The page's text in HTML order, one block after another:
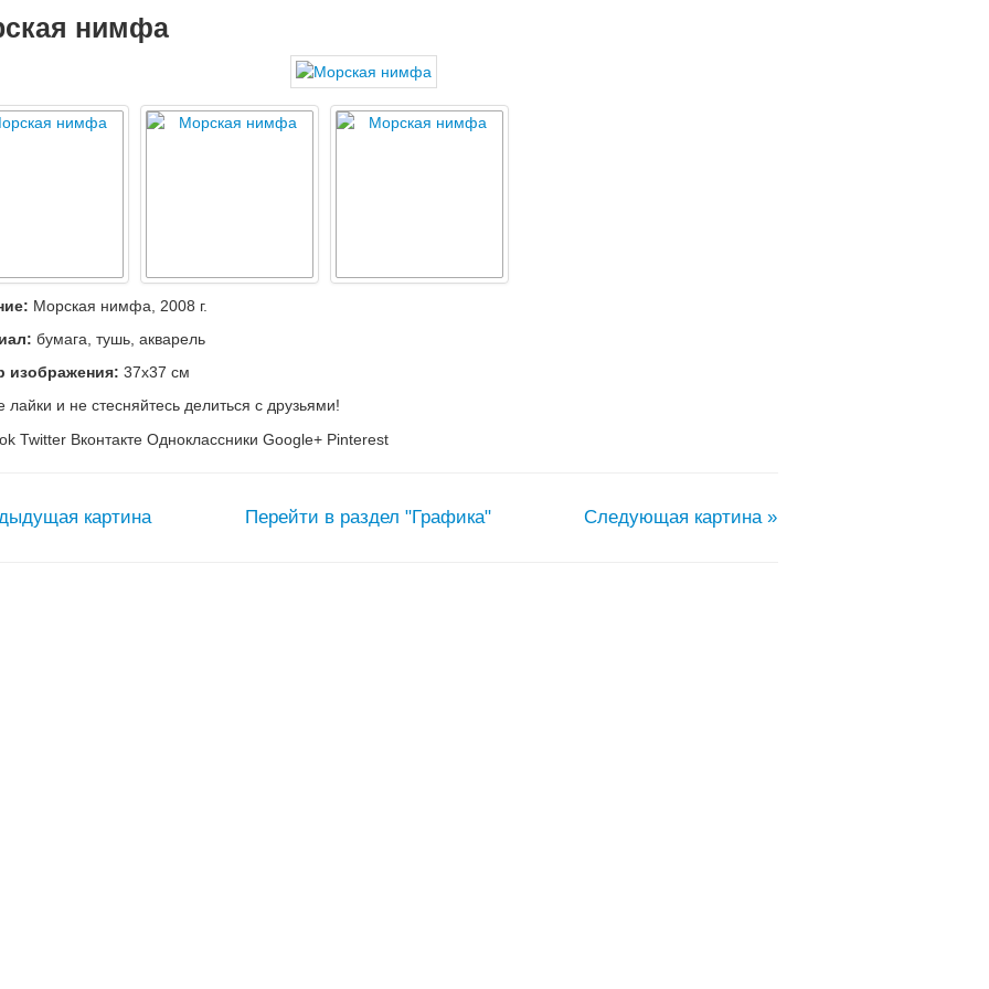
нимфа
Морская нимфа, 2008 г.
бумага, тушь, акварель
изображения: 37х37 см
лайки и не стесняйтесь делиться с друзьями!
Twitter Вконтакте Одноклассники Google+ Pinterest
картина Перейти в раздел "Графика" Следующая картина »